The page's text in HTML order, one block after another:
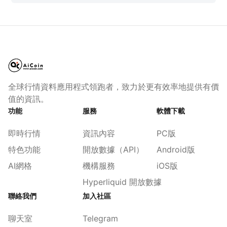
全球行情資料應用程式領跑者，致力於更有效率地提供有價
值的資訊。
功能
即時行情
特色功能
AI網格
服務
資訊內容
開放數據（API）
機構服務
Hyperliquid 開放數據
軟體下載
PC版
Android版
iOS版
聯絡我們
聊天室
加入社區
Telegram